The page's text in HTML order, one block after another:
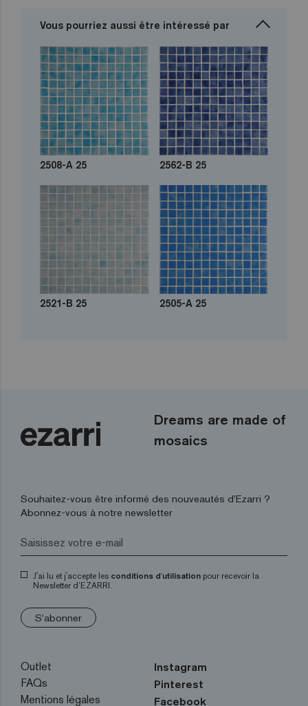
Vous pourriez aussi être intéressé par
2508-A 25 2562-B 25
2521-B 25 2505-A 25
Dreams are made of
mosaics
Souhaitez-vous être informé des nouveautés d’Ezarri ?
Abonnez-vous à notre newsletter
J'ai lu et j'accepte les conditions d'utilisation pour recevoir la
Newsletter d’EZARRI.
S'abonner
Outlet
FAQs
Mentions légales
Instagram
Pinterest
Facebook